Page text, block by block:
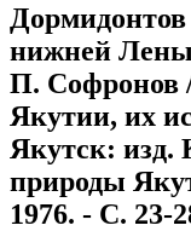
нижней
П. Софронов
Якутии, их
Якутск: изд.
природы
1976. - С. 23-